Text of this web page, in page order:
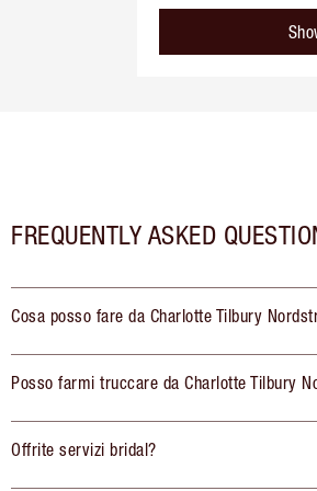
FREQUENTLY ASKED
Cosa posso fare da Charlotte Tilbury
Posso farmi truccare da Charlotte Tilbury
Offrite servizi bridal?